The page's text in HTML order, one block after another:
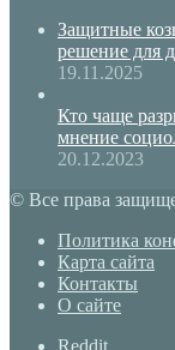
Защитные
решение для
19.11.2025
Кто чаще
мнение
20.12.2023
© Все права
Политика
Карта сайта
Контакты
О сайте
Reddit